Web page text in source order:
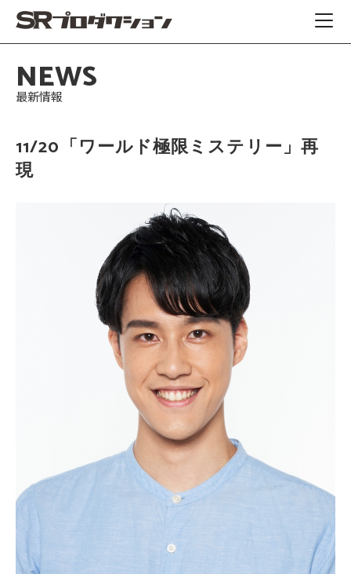
NEWS
最新情報
11/20「ワールド極限ミステリー」再
現